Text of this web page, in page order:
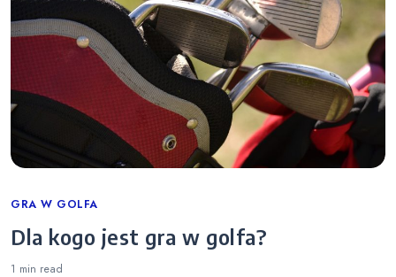
Categories
GRA W GOLFA
Dla kogo jest gra w golfa?
1 min read